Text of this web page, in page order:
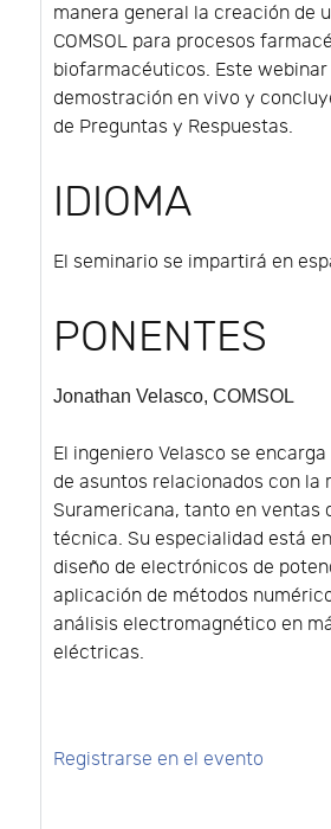
manera general la creación de
COMSOL para procesos
biofarmacéuticos. Este
demostración en vivo y
de Preguntas y Respuestas.
IDIOMA
El seminario se impartirá en
PONENTES
Jonathan Velasco, COMSOL
El ingeniero Velasco se
de asuntos relacionados con la
Suramericana, tanto en ventas
técnica. Su especialidad está
diseño de electrónicos de
aplicación de métodos
análisis electromagnético en
eléctricas.
Registrarse en el evento